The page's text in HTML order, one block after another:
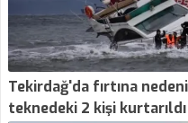
Tekirdağ'da fırtına
teknedeki 2 kişi kurtarıldı